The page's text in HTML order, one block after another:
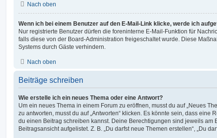
Nach oben
Wenn ich bei einem Benutzer auf den E-Mail-Link klicke, werde ich
Nur registrierte Benutzer dürfen die foreninterne E-Mail-Funktion für
falls diese von der Board-Administration freigeschaltet wurde. Diese
Systems durch Gäste verhindern.
Nach oben
Beiträge schreiben
Wie erstelle ich ein neues Thema oder eine Antwort?
Um ein neues Thema in einem Forum zu eröffnen, musst du auf „Neues
zu antworten, musst du auf „Antworten“ klicken. Es könnte sein, dass eine
du einen Beitrag schreiben kannst. Deine Berechtigungen sind jeweils am
Beitragsansicht aufgelistet. Z. B. „Du darfst neue Themen erstellen“, „Du